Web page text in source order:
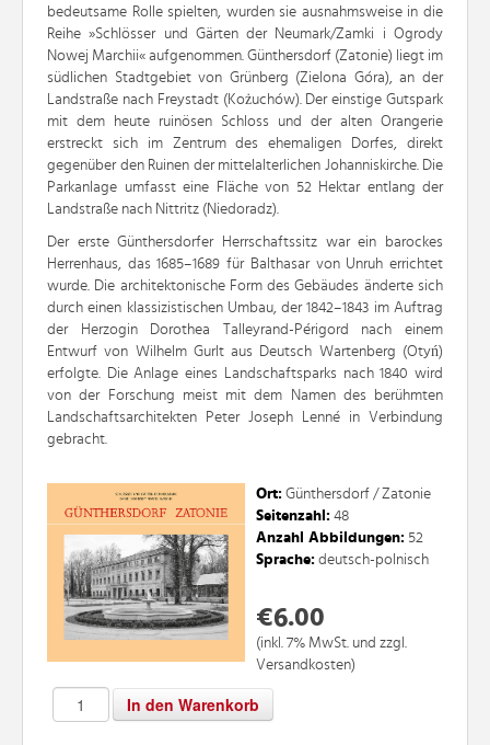
bedeutsame Rolle spielten, wurden sie ausnahmsweise in die
Reihe »Schlösser und Gärten der Neumark/Zamki i Ogrody
Nowej Marchii« aufgenommen. Günthersdorf (Zatonie) liegt im
südlichen Stadtgebiet von Grünberg (Zielona Góra), an der
Landstraße nach Freystadt (Kożuchów). Der einstige Gutspark
mit dem heute ruinösen Schloss und der alten Orangerie
erstreckt sich im Zentrum des ehemaligen Dorfes, direkt
gegenüber den Ruinen der mittelalterlichen Johanniskirche. Die
Parkanlage umfasst eine Fläche von 52 Hektar entlang der
Landstraße nach Nittritz (Niedoradz).
Der erste Günthersdorfer Herrschaftssitz war ein barockes
Herrenhaus, das 1685–1689 für Balthasar von Unruh errichtet
wurde. Die architektonische Form des Gebäudes änderte sich
durch einen klassizistischen Umbau, der 1842–1843 im Auftrag
der Herzogin Dorothea Talleyrand-Périgord nach einem
Entwurf von Wilhelm Gurlt aus Deutsch Wartenberg (Otyń)
erfolgte. Die Anlage eines Landschaftsparks nach 1840 wird
von der Forschung meist mit dem Namen des berühmten
Landschaftsarchitekten Peter Joseph Lenné in Verbindung
gebracht.
Ort: Günthersdorf / Zatonie
Seitenzahl: 48
Anzahl Abbildungen: 52
Sprache: deutsch-polnisch
€6.00
(inkl. 7% MwSt. und zzgl.
Versandkosten)